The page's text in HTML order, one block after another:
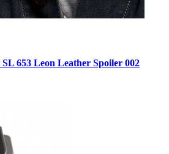
653 Leon Leather Spoiler 002